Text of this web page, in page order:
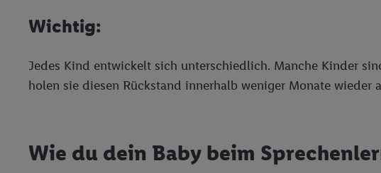
Wichtig:
Jedes Kind entwickelt sich unterschiedlich. Manche Kinder
holen sie diesen Rückstand innerhalb weniger Monate wieder
Wie du dein Baby beim